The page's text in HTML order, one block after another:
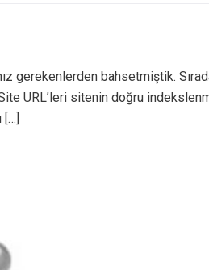
gerekenlerden bahsetmiştik.
URL’leri sitenin doğru
[…]